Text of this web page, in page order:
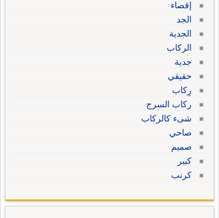
إقصاء
الجد
الجدية
الركاب
جدية
حقيقي
رِكاب
ركاب السرج
شىء كالركاب
صاحي
صميم
كبير
كرنب